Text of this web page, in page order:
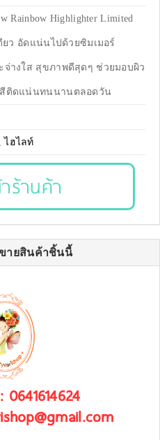
Rainbow Highlighter Limited
ยว อัดแน่นไปด้วยซิมเมอร์
จ่างใส สุขภาพดีสุดๆ ช่วยมอบผิว
สีติดแน่นทนนานตลอดวัน
,ไฮไลท์
ร้านค้า
ายสินค้าชิ้นนี้